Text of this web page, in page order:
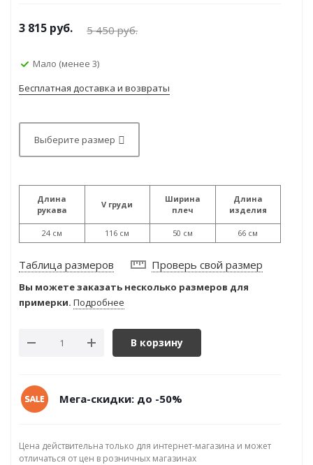
5 450руб.
3 815 руб.
Мало (менее 3)
Бесплатная доставка и возвраты
Выберите размер
Длина
рукава
24 см
V груди
116 см
Ширина
плеч
50 см
Длина
изделия
66 см
Таблица размеров Проверь свой размер
Вы можете заказать несколько размеров для
примерки. Подробнее
В корзину
Мега-скидки: до -50%
Цена действительна только для интернет-магазина и может
отличаться от цен в розничных магазинах